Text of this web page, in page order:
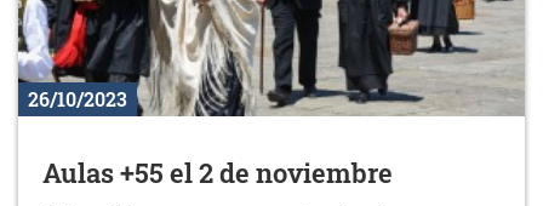
26/10/2023
Aulas +55 el 2 de noviembre